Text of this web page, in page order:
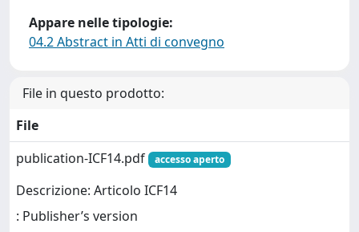
Appare nelle tipologie:
04.2 Abstract in Atti di convegno
File in questo prodotto:
File
publication-ICF14.pdf
accesso aperto
Descrizione: Articolo ICF14
: Publisher’s version